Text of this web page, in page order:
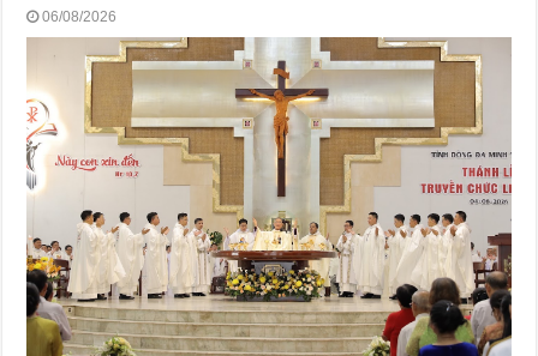
06/08/2026